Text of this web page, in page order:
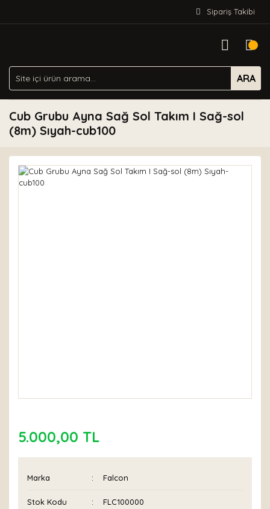
Sipariş Takibi
ARA
Cub Grubu Ayna Sağ Sol Takım I Sağ-sol
(8m) Sıyah-cub100
5.000,00 TL
Marka Falcon
Stok Kodu FLC100000